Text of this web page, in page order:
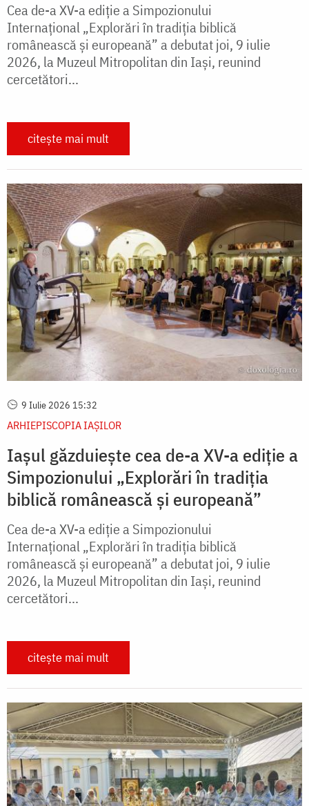
Cea de-a XV-a ediție a Simpozionului
Internațional „Explorări în tradiția biblică
românească și europeană” a debutat joi, 9 iulie
2026, la Muzeul Mitropolitan din Iași, reunind
cercetători...
citește mai mult
9 Iulie 2026 15:32
ARHIEPISCOPIA IAŞILOR
Iașul găzduiește cea de-a XV-a ediție a
Simpozionului „Explorări în tradiția
biblică românească și europeană”
Cea de-a XV-a ediție a Simpozionului
Internațional „Explorări în tradiția biblică
românească și europeană” a debutat joi, 9 iulie
2026, la Muzeul Mitropolitan din Iași, reunind
cercetători...
citește mai mult